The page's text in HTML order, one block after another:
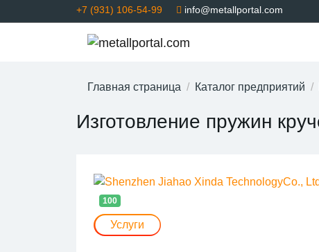
+7 (931) 106-54-99 info@metallportal.com
Главная страница Каталог предприятий
Изготовление пружин
100
Услуги